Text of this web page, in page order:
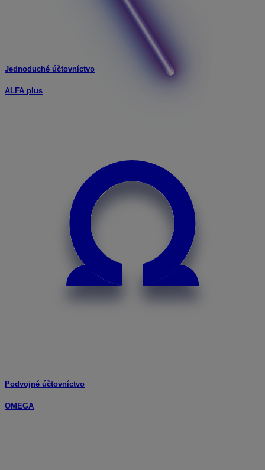
Jednoduché účtovníctvo
ALFA plus
Podvojné účtovníctvo
OMEGA